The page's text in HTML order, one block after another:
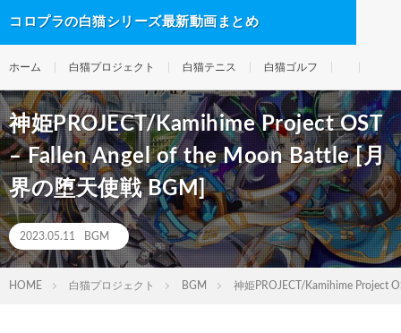
コロプラの白猫シリーズ最新動画まとめ
ホーム 白猫プロジェクト 白猫テニス 白猫ゴルフ
神姫PROJECT/Kamihime Project OST
– Fallen Angel of the Moon Battle [月
界の堕天使戦 BGM]
2023.05.11 BGM
HOME 白猫プロジェクト BGM 神姫PROJECT/Kamihime Project